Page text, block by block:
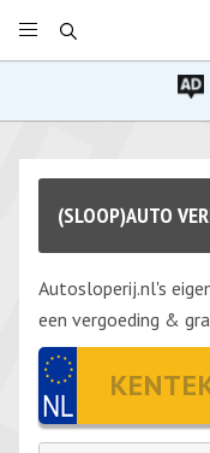
(SLOOP)AUTO
Autosloperij.nl's
een vergoeding &